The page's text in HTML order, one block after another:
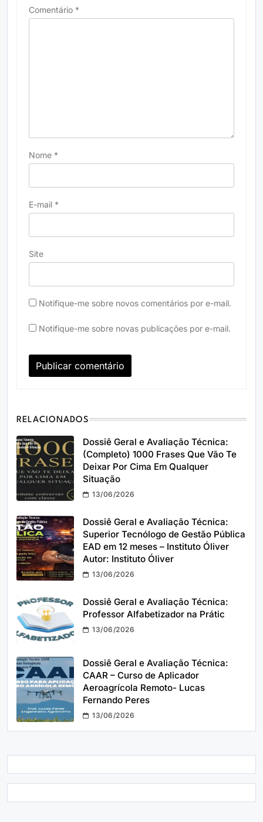
Comentário *
Nome *
E-mail *
Site
Notifique-me sobre novos comentários por e-mail.
Notifique-me sobre novas publicações por e-mail.
RELACIONADOS
Dossiê Geral e Avaliação Técnica:
(Completo) 1000 Frases Que Vão Te
Deixar Por Cima Em Qualquer
Situação
13/06/2026
Dossiê Geral e Avaliação Técnica:
Superior Tecnólogo de Gestão Pública
EAD em 12 meses – Instituto Óliver
Autor: Instituto Óliver
13/06/2026
Dossiê Geral e Avaliação Técnica:
Professor Alfabetizador na Prátic
13/06/2026
Dossiê Geral e Avaliação Técnica:
CAAR – Curso de Aplicador
Aeroagrícola Remoto- Lucas
Fernando Peres
13/06/2026